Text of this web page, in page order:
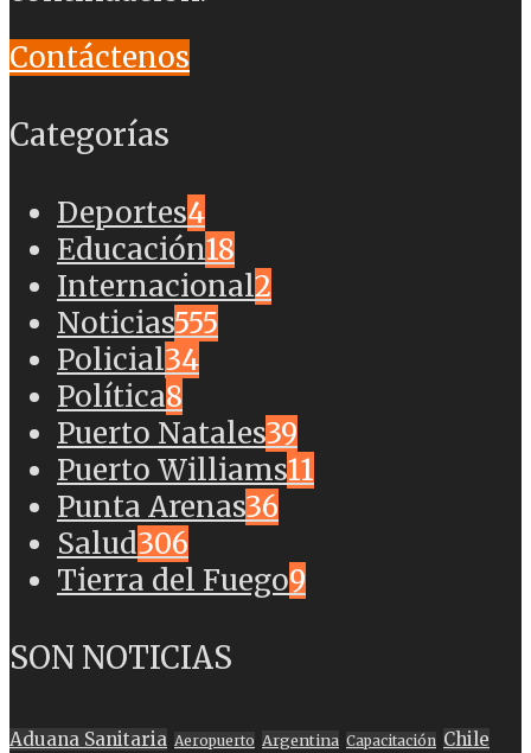
Contáctenos
Categorías
Deportes4
Educación18
Internacional2
Noticias555
Policial34
Política8
Puerto Natales39
Puerto Williams11
Punta Arenas36
Salud306
Tierra del Fuego9
SON NOTICIAS
Aduana Sanitaria Aeropuerto Argentina Capacitación Chile